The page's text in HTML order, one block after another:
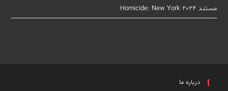
مستند Homicide: New York 2024
درباره ما